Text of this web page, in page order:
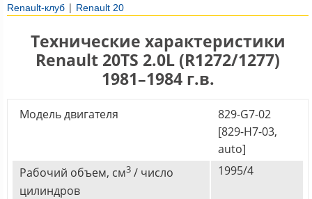
Renault-клуб | Renault 20
Технические характеристики
Renault 20TS 2.0L (R1272/1277)
1981–1984 г.в.
Модель двигателя
829-G7-02
[829-H7-03,
auto]
Рабочий объем, см3 / число
цилиндров
1995/4